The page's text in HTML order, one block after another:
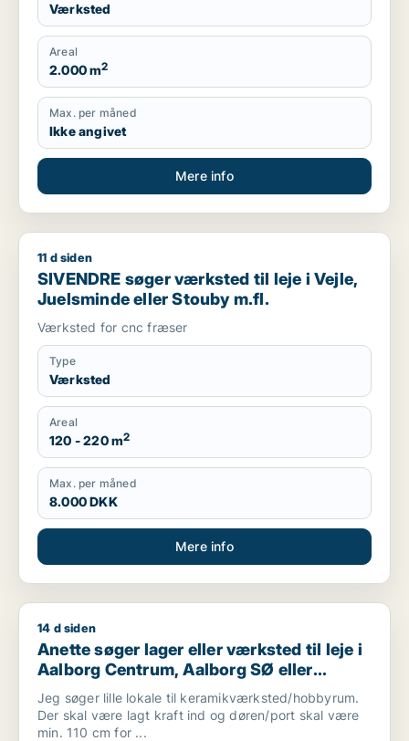
Værksted
Areal
2.000 m2
Max. per måned
Ikke angivet
Mere info
SIVENDRE søger værksted til leje i Vejle, Juelsminde eller
11 d siden
SIVENDRE søger værksted til leje i Vejle,
Juelsminde eller Stouby m.fl.
Værksted for cnc fræser
Type
Værksted
Areal
120 - 220 m2
Max. per måned
8.000 DKK
Mere info
Anette søger lager eller værksted til leje i Aalborg
14 d siden
Anette søger lager eller værksted til leje i
Aalborg Centrum, Aalborg SØ eller
Aalborg Øst m.fl.
Jeg søger lille lokale til keramikværksted/hobbyrum.
Der skal være lagt kraft ind og døren/port skal være
min. 110 cm for ...